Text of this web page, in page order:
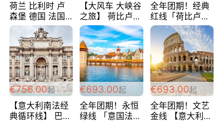
荷兰 比利时 卢
森堡 德国 法国
超爽玩遍西欧 循
环线 全程四星宾
馆 108欧/人/天
【大风车 大峡谷
之旅】 荷比卢德
法 巴黎上下 经
典五国四日游
488欧/人
全年团期！经典
红线「荷比卢德
法」七天循环 五
国 仅售99欧/人/
天！巴黎上下！
包拼房~
€756.00起
【意大利南法经
典循环线】 巴黎
€693.00起
全年团期！永恒
绿线 「意国法
€693.00起
全年团期！文艺
金线 【意大利一